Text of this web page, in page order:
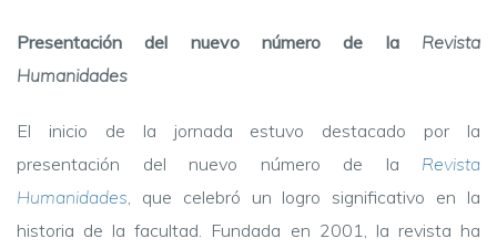
Presentación del nuevo número de la Revista
Humanidades
El inicio de la jornada estuvo destacado por la
presentación del nuevo número de la Revista
Humanidades, que celebró un logro significativo en la
historia de la facultad. Fundada en 2001, la revista ha